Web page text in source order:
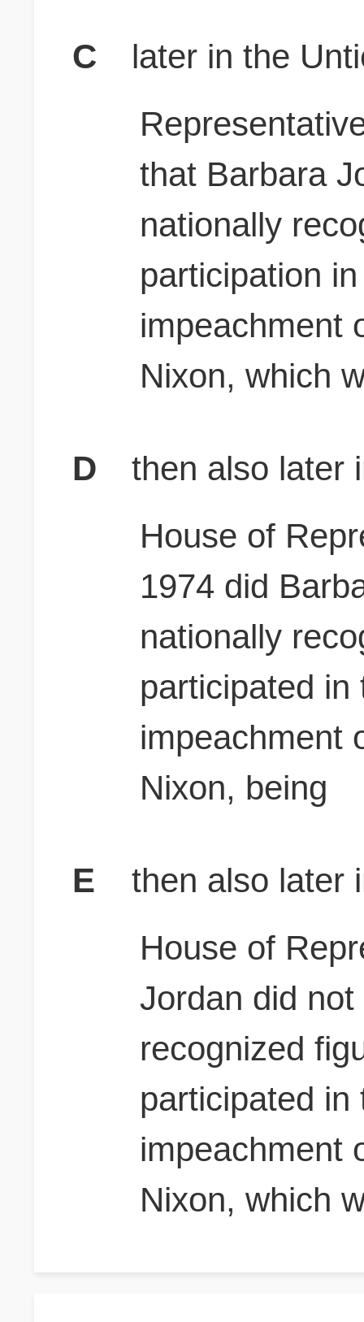
C
later in the
that Barbara
nationally
participation
impeachment
Nixon, which
D
then also later
House of
1974 did
nationally
participated in
impeachment
Nixon, being
E
then also later
House of
Jordan did
recognized
participated in
impeachment
Nixon, which